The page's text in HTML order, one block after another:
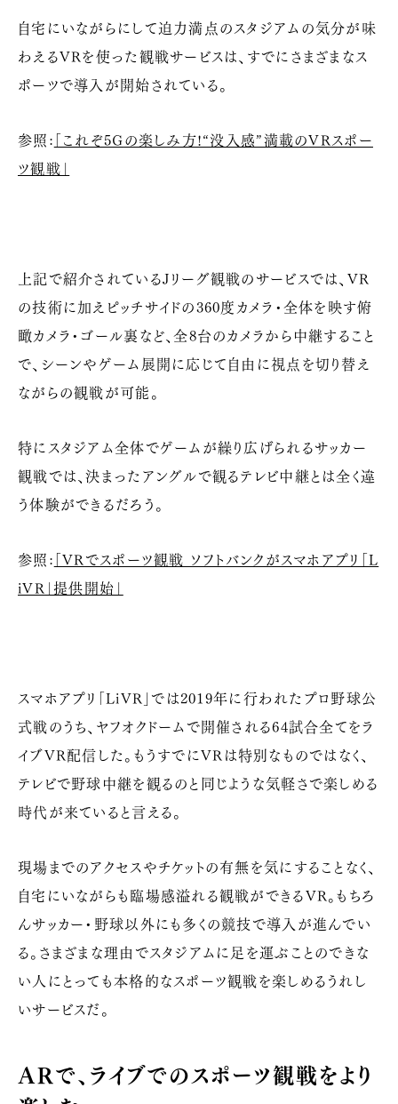
自宅にいながらにして迫力満点のスタジアムの気分が味
わえるVRを使った観戦サービスは、すでにさまざまなス
ポーツで導入が開始されている。
参照: 「これぞ5Gの楽しみ方!“没入感”満載のVRスポー
ツ観戦」
上記で紹介されているJリーグ観戦のサービスでは、 VR
の技術に加えピッチサイドの360度カメラ・全体を映す俯
瞰カメラ・ゴール裏など、全8台のカメラから中継すること
で、シーンやゲーム展開に応じて自由に視点を切り替え
ながらの観戦が可能。
特にスタジアム全体でゲームが繰り広げられるサッカー
観戦では、決まったアングルで観るテレビ中継とは全く違
う体験ができるだろう。
参照: 「VRでスポーツ観戦 ソフトバンクがスマホアプリ「L
iVR 」提供開始」
スマホアプリ「LiVR 」では2019年に行われたプロ野球公
式戦のうち、ヤフオクドームで開催される64試合全てをラ
イブVR配信した。もうすでにVRは特別なものではなく、
テレビで野球中継を観るのと同じような気軽さで楽しめる
時代が来ていると言える。
現場までのアクセスやチケットの有無を気にすることなく、
自宅にいながらも臨場感溢れる観戦ができるVR。もちろ
んサッカー・野球以外にも多くの競技で導入が進んでい
る。さまざまな理由でスタジアムに足を運ぶことのできな
い人にとっても本格的なスポーツ観戦を楽しめるうれし
いサービスだ。
ARで、ライブでのスポーツ観戦をより